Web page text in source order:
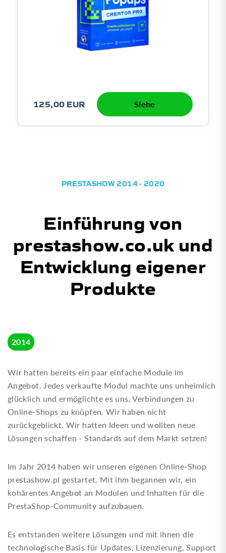
125,00 EUR Siehe
Einführung von
prestashow.co.uk und
Entwicklung eigener
Produkte
PRESTASHOW 2014 - 2020
2014
Wir hatten bereits ein paar einfache Module im
Angebot. Jedes verkaufte Modul machte uns unheimlich
glücklich und ermöglichte es uns, Verbindungen zu
Online-Shops zu knüpfen. Wir haben nicht
zurückgeblickt. Wir hatten Ideen und wollten neue
Lösungen schaffen - Standards auf dem Markt setzen!
Im Jahr 2014 haben wir unseren eigenen Online-Shop
prestashow.pl gestartet. Mit ihm begannen wir, ein
kohärentes Angebot an Modulen und Inhalten für die
PrestaShop-Community aufzubauen.
Es entstanden weitere Lösungen und mit ihnen die
technologische Basis für Updates, Lizenzierung, Support